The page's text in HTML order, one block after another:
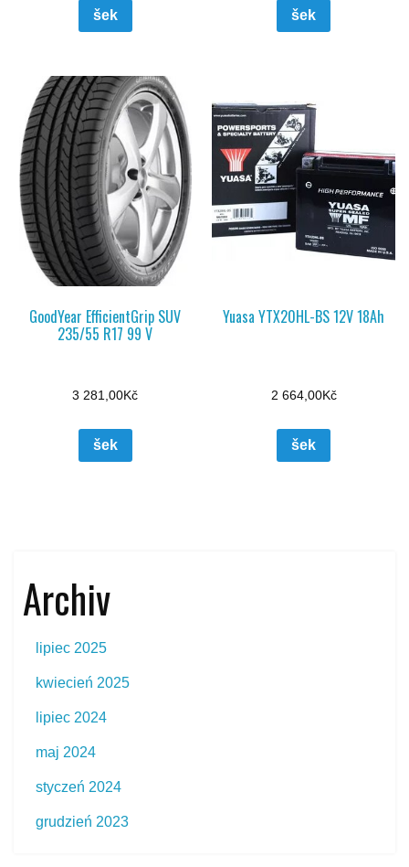
šek šek
GoodYear EfficientGrip SUV
235/55 R17 99 V
3 281,00Kč
šek
Yuasa YTX20HL-BS 12V 18Ah
2 664,00Kč
šek
Archiv
lipiec 2025
kwiecień 2025
lipiec 2024
maj 2024
styczeń 2024
grudzień 2023